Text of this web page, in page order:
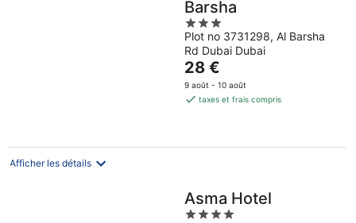
Barsha
3
out
of
5
Plot no 3731298, Al Barsha
Rd Dubai Dubai
Le
prix
est
par
28 €
9 août - 10 août
taxes et frais compris
Afficher les détails
Asma Hotel
4